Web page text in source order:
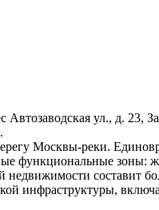
Автозаводская ул., д.
Москвы-реки.
функциональные зоны:
недвижимости
инфраструктуры,